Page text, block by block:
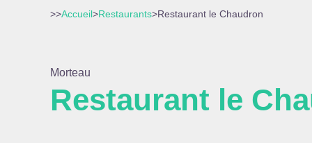
>>Accueil>Restaurants>Restaurant le Chaudron
Morteau
Restaurant le